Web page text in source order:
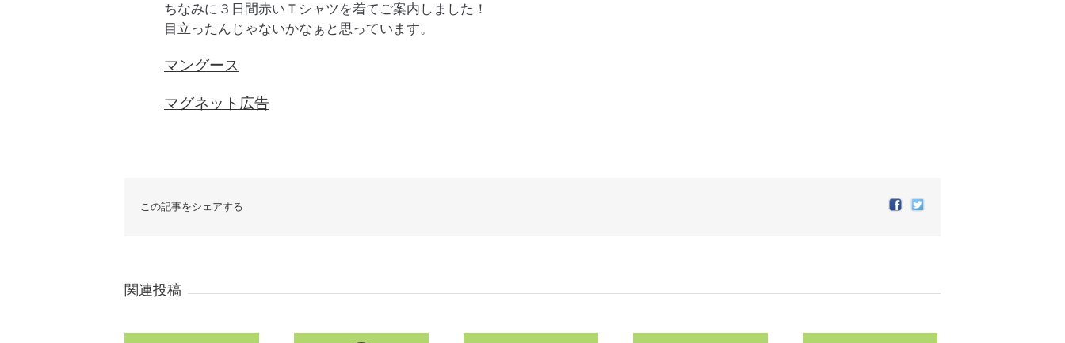
ちなみに３日間赤いＴシャツを着てご案内しました！
目立ったんじゃないかなぁと思っています。
マングース
マグネット広告
この記事をシェアする Facebook
Twitter
関連投稿